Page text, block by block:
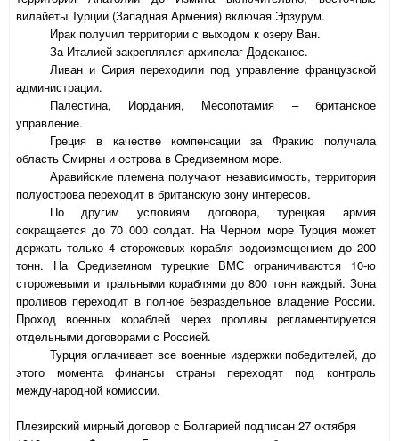
вилайеты Турции (Западная Армения) включая Эрзурум.
Ирак получил территории с выходом к озеру Ван.
За Италией закреплялся архипелаг Додеканос.
Ливан и Сирия переходили под управление французской
администрации.
Палестина, Иордания, Месопотамия – британское
управление.
Греция в качестве компенсации за Фракию получала
область Смирны и острова в Средиземном море.
Аравийские племена получают независимость, территория
полуострова переходит в британскую зону интересов.
По другим условиям договора, турецкая армия
сокращается до 70 000 солдат. На Черном море Турция может
держать только 4 сторожевых корабля водоизмещением до 200
тонн. На Средиземном турецкие ВМС ограничиваются 10-ю
сторожевыми и тральными кораблями до 800 тонн каждый. Зона
проливов переходит в полное безраздельное владение России.
Проход военных кораблей через проливы регламентируется
отдельными договорами с Россией.
Турция оплачивает все военные издержки победителей, до
этого момента финансы страны переходят под контроль
международной комиссии.
Плезирский мирный договор с Болгарией подписан 27 октября